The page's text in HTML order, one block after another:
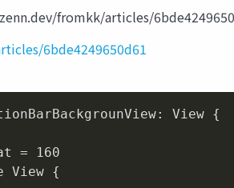
fromkk/articles/
6bde4249650d61
View {
=
160
View {